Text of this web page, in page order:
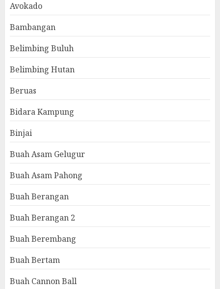
Avokado
Bambangan
Belimbing Buluh
Belimbing Hutan
Beruas
Bidara Kampung
Binjai
Buah Asam Gelugur
Buah Asam Pahong
Buah Berangan
Buah Berangan 2
Buah Berembang
Buah Bertam
Buah Cannon Ball